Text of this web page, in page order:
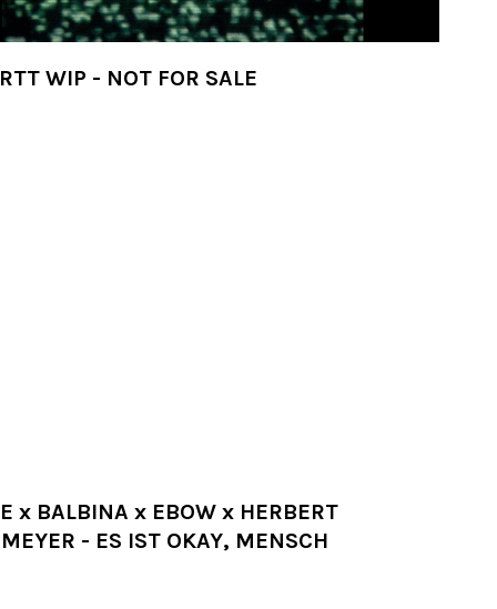
WIP - NOT FOR SALE
x BALBINA x EBOW x HERBERT
- ES IST OKAY, MENSCH